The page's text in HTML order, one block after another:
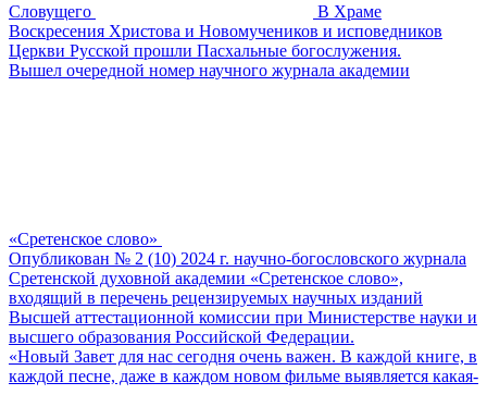
Словущего
В Храме
Воскресения Христова и Новомучеников и исповедников
Церкви Русской прошли Пасхальные богослужения.
Вышел очередной номер научного журнала академии
«Сретенское слово»
Опубликован № 2 (10) 2024 г. научно-богословского журнала
Сретенской духовной академии «Сретенское слово»,
входящий в перечень рецензируемых научных изданий
Высшей аттестационной комиссии при Министерстве науки и
высшего образования Российской Федерации.
«Новый Завет для нас сегодня очень важен. В каждой книге, в
каждой песне, даже в каждом новом фильме выявляется какая-